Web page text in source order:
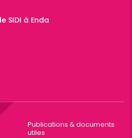
SIDI à Enda
Publications & documents
utiles